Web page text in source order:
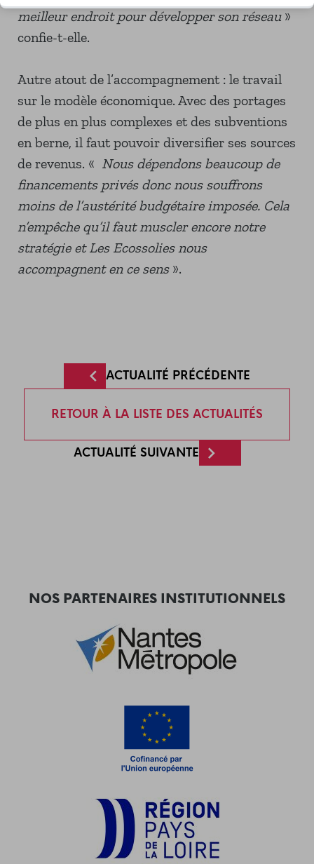
meilleur endroit pour développer son réseau»
confie-t-elle.
Autre atout de l’accompagnement : le travail
sur le modèle économique. Avec des portages
de plus en plus complexes et des subventions
en berne, il faut pouvoir diversifier ses sources
de revenus. « Nous dépendons beaucoup de
financements privés donc nous souffrons
moins de l’austérité budgétaire imposée. Cela
n’empêche qu’il faut muscler encore notre
stratégie et Les Ecossolies nous
accompagnent en ce sens».
ACTUALITÉ PRÉCÉDENTE
RETOUR À LA LISTE DES ACTUALITÉS
ACTUALITÉ SUIVANTE
NOS PARTENAIRES INSTITUTIONNELS